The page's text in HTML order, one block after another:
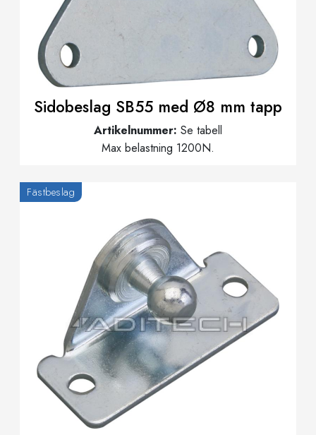
Sidobeslag SB55 med Ø8 mm tapp
Artikelnummer: Se tabell
Max belastning 1200N.
Fästbeslag